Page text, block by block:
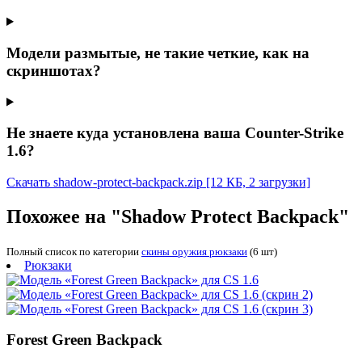
Модели размытые, не такие четкие, как на
скриншотах?
Не знаете куда установлена ваша Counter-Strike
1.6?
Скачать shadow-protect-backpack.zip [12 КБ, 2 загрузки]
Похожее на "Shadow Protect Backpack"
Полный список по категории скины оружия рюкзаки (6 шт)
Рюкзаки
Forest Green Backpack